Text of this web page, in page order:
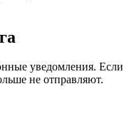
уведомления. Если
не отправляют.